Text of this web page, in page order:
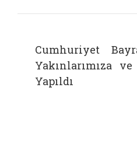
Cumhuriyet
Yakınlarımıza
Yapıldı